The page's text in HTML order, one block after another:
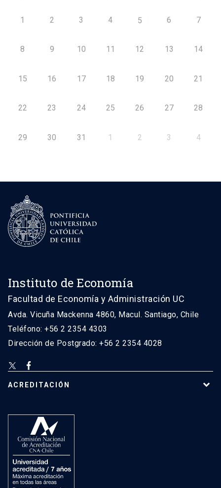
1 2 3 4 5 6 7
8 9 10 11 12 13 14
15 16 17 18 19 20 21
22 23 24 25 26 27 28
29 30 31 1 2 3 4
Instituto de Economía
Facultad de Economía y Administración UC
Avda. Vicuña Mackenna 4860, Macul. Santiago, Chile
Teléfono: +56 2 2354 4303
Dirección de Postgrado: +56 2 2354 4028
ACREDITACIÓN